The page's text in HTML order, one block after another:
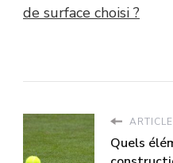
de surface choisi ?
Quels